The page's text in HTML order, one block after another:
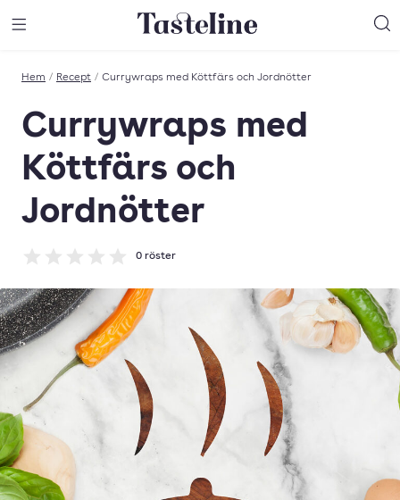
Till Tastelines startsida
Hem / Recept / Currywraps med Köttfärs och Jordnötter
Currywraps med
Köttfärs och
Jordnötter
Betyg: 0 av 5
0 röster